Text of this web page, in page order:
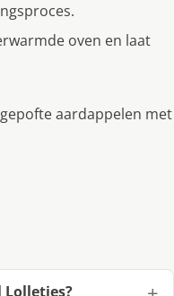
oven en laat
aardappelen met
Lolletjes?